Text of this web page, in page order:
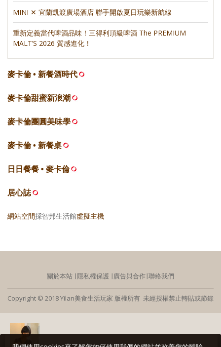
MINI ✕ 宜蘭凱渡廣場酒店 聯手開啟夏日玩樂新航線
重新定義當代啤酒品味！三得利頂級啤酒 The PREMIUM
MALT’S 2026 質感進化！
麥卡倫 • 新餐酒時代
麥卡倫甜蜜新浪潮
麥卡倫團圓美味學
麥卡倫 • 新餐桌
日日餐餐 • 麥卡倫
居心誌
網站空間採智邦生活館虛擬主機
關於本站 ∣隱私權保護 ∣廣告與合作∣聯絡我們
Copyright © 2018 Yilan美食生活玩家 版權所有 未經授權禁止轉貼或節錄